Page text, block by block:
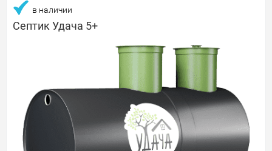
в наличии
Септик Удача 5+